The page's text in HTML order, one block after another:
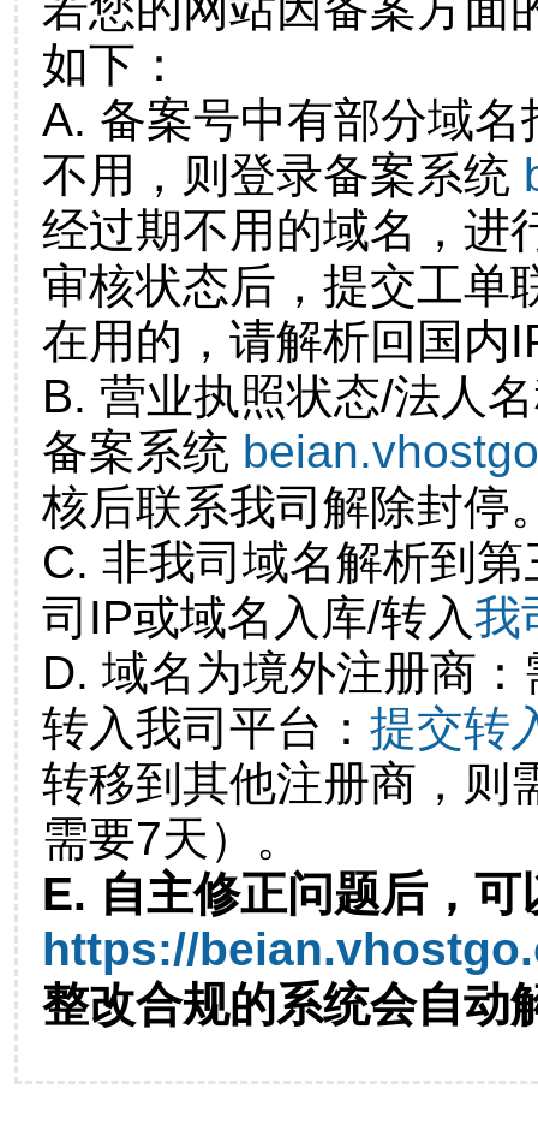
如下：
A. 备案号中有部分域
不用，则登录备案系统
经过期不用的域名，进
审核状态后，提交工单
在用的，请解析回国内
B. 营业执照状态/法人
备案系统
核后联系我司解除封停
C. 非我司域名解析到
司IP或域名入库/转入我
D. 域名为境外注册商
转入我司平台： 提交转
转移到其他注册商，则
需要7天）。
E. 自主修正问题后，可
https://
整改合规的系统会自动